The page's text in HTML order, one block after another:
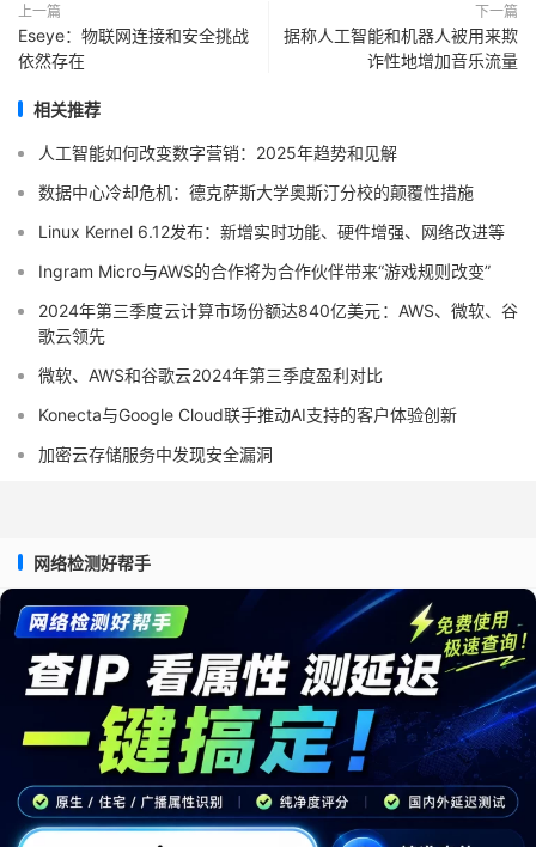
上一篇
Eseye：物联网连接和安全挑战
依然存在
下一篇
据称人工智能和机器人被用来欺
诈性地增加音乐流量
相关推荐
人工智能如何改变数字营销：2025年趋势和见解
数据中心冷却危机：德克萨斯大学奥斯汀分校的颠覆性措施
Linux Kernel 6.12发布：新增实时功能、硬件增强、网络改进等
Ingram Micro与AWS的合作将为合作伙伴带来“游戏规则改变”
2024年第三季度云计算市场份额达840亿美元：AWS、微软、谷
歌云领先
微软、AWS和谷歌云2024年第三季度盈利对比
Konecta与Google Cloud联手推动AI支持的客户体验创新
加密云存储服务中发现安全漏洞
网络检测好帮手